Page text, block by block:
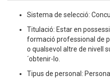
Sistema de selecció:
Titulació: Estar en
formació professional de
o qualsevol altre de nivell
´obtenir-lo.
Tipus de personal: